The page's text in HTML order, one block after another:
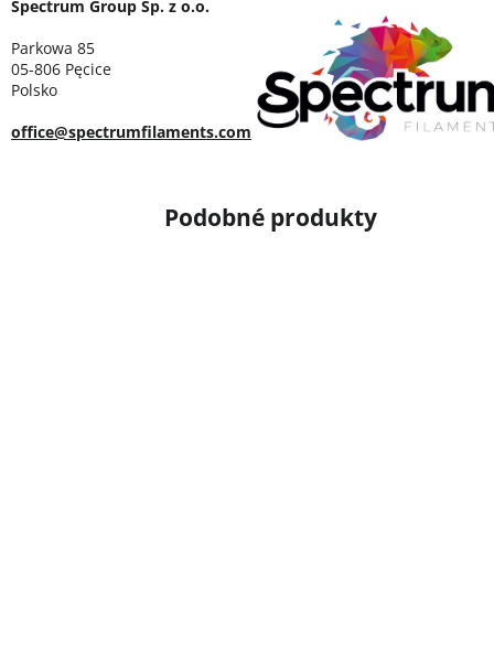
Spectrum Group Sp. z o.o.
Parkowa 85
05-806 Pęcice
Polsko
office@spectrumfilaments.com